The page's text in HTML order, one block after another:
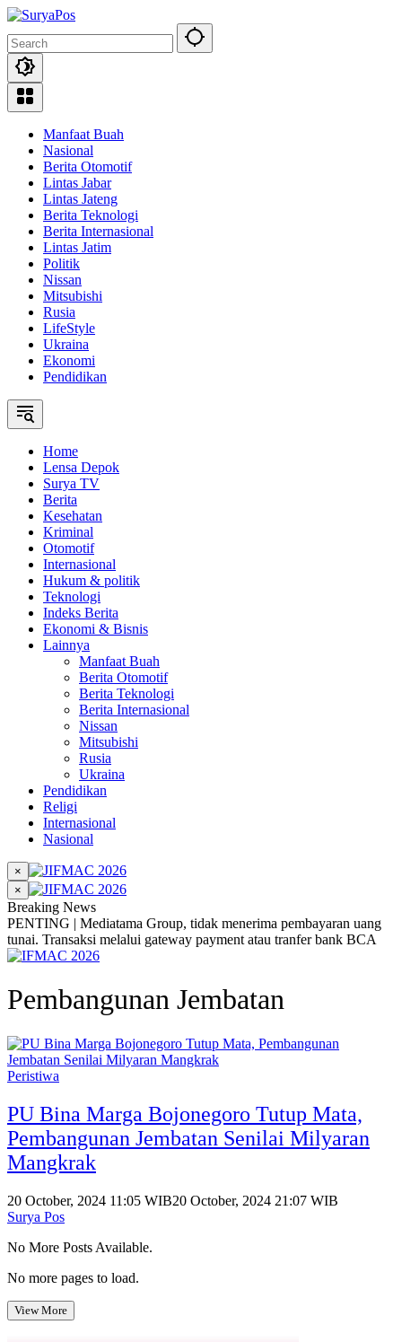
Skip
content
Manfaat Buah
Nasional
Berita Otomotif
Lintas Jabar
Lintas Jateng
Berita Teknologi
Berita Internasional
Lintas Jatim
Politik
Nissan
Mitsubishi
Rusia
LifeStyle
Ukraina
Ekonomi
Pendidikan
Home
Lensa Depok
Surya TV
Berita
Kesehatan
Kriminal
Otomotif
Internasional
Hukum & politik
Teknologi
Indeks Berita
Ekonomi & Bisnis
Lainnya
Manfaat Buah
Berita Otomotif
Berita Teknologi
Berita Internasional
Nissan
Mitsubishi
Rusia
Ukraina
Pendidikan
Religi
Internasional
Nasional
×
×
Breaking News
PENTING | Mediatama Group, tidak menerima pembayaran uang
tunai. Transaksi melalui gateway payment atau tranfer bank BCA
Pembangunan Jembatan
Peristiwa
PU Bina Marga Bojonegoro Tutup Mata,
Pembangunan Jembatan Senilai Milyaran
Mangkrak
20 October, 2024 11:05 WIB20 October, 2024 21:07 WIB
Surya Pos
No More Posts Available.
No more pages to load.
View More